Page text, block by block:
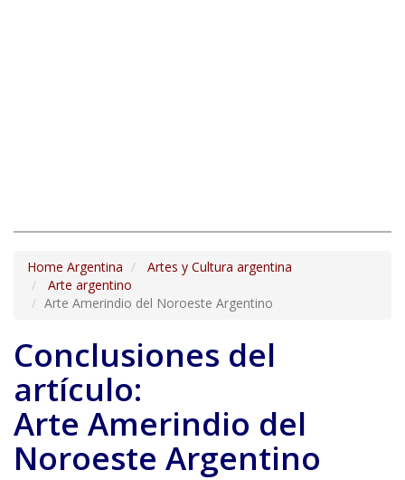
Home Argentina
Artes y Cultura argentina
Arte argentino
Arte Amerindio del Noroeste Argentino
Conclusiones del
artículo:
Arte Amerindio del
Noroeste Argentino